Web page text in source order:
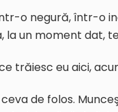
o negură, într-o
la un moment dat,
trăiesc eu aici,
de folos.